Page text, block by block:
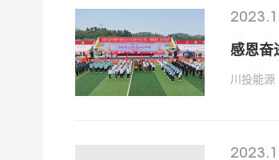
感恩
川投能源